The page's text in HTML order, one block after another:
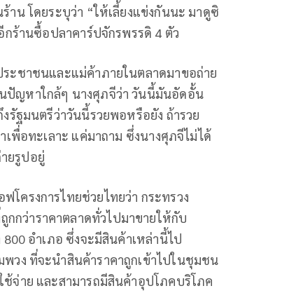
น โดยระบุว่า “ให้เลี้ยงแข่งกันนะ มาดูซิ
กร้านซื้อปลาคาร์ปจักรพรรดิ 4 ตัว
ะชาชนและแม่ค้าภายในตลาดมาขอถ่าย
ปัญหาใกล้ๆ นางศุภจีว่า วันนี้มันอัดอั้น
รัฐมนตรีว่าวันนี้รวยพอหรือยัง ถ้ารวย
พื่อทะเลาะ แค่มาถาม ซึ่งนางศุภจีไม่ได้
ยรูปอยู่
ครงการไทยช่วยไทยว่า กระทรวง
กว่าราคาตลาดทั่วไปมาขายให้กับ
อำเภอ ซึ่งจะมีสินค้าเหล่านี้ไป
วง ที่จะนำสินค้าราคาถูกเข้าไปในชุมชน
จ่าย และสามารถมีสินค้าอุปโภคบริโภค